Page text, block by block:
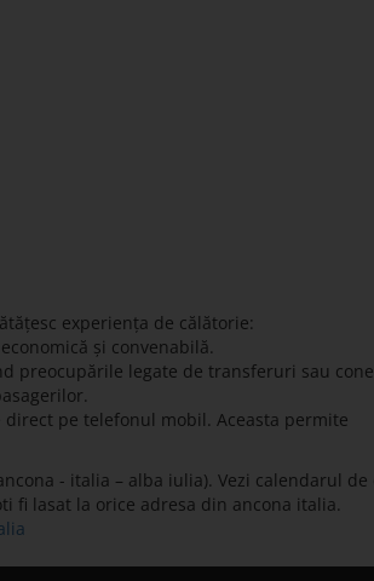
experiența de călătorie:
și convenabilă.
preocupările legate de transferuri sau
pe telefonul mobil. Aceasta permite
- italia – alba iulia). Vezi calendarul de
fi lasat la orice adresa din ancona italia.